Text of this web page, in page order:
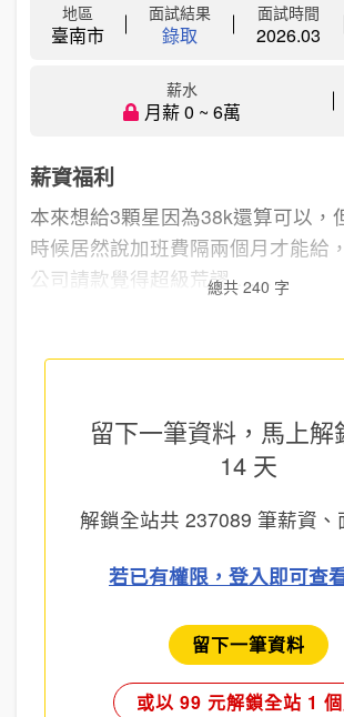
地區
臺南市
面試結果
錄取
面試時間
2026.03
薪水
月薪 0 ~ 6萬
薪資福利
本來想給3顆星因為38k還算可以，
時候居然說加班費隔兩個月才能給
公司請款覺得超級荒謬…....
總共 240 字
留下一筆資料，馬上解
14 天
解鎖全站共 237089 筆薪資、
若已有權限，登入即可查
留下一筆資料
或以 99 元解鎖全站 1